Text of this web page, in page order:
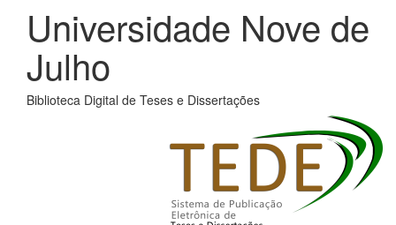
Universidade Nove de
Julho
Biblioteca Digital de Teses e Dissertações